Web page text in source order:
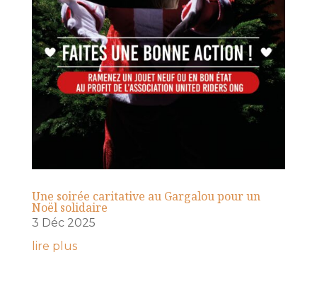
Une soirée caritative au Gargalou pour un
Noël solidaire
3 Déc 2025
lire plus